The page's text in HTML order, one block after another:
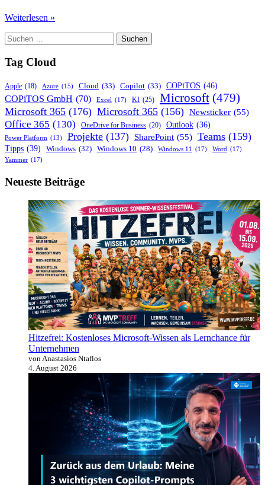
Copilot+
oder
mit
Copilot-
Taste?
Was
sich
im
Refresh
2026
wirklich
lohnt
Weiterlesen »
Suchen
nach:
Tag Cloud
Apple (18) Azure (15) Cloud (33) Copilot (33) COPiTOS (46)
COPiTOS GmbH (70) Excel (17) KI (25) Microsoft (479)
Microsoft 365 (176) Microsoft 365 (156) Newsticker (55)
Office 365 (130) OneDrive for Business (20) Outlook (36)
Power Platform (13) Projekte (137) SharePoint (55) Teams (159)
Tipps (39) Windows (32) Windows 10 (28) Windows 11 (17) Word (17)
Yammer (17)
Neueste Beiträge
Hitzefrei: Kostenloses Microsoft-Wissen als Lernchance für
Unternehmen
von Anastasios Ntaflos
4. August 2026